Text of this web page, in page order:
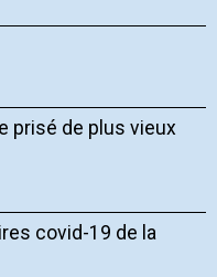
prisé de plus vieux
covid-19 de la